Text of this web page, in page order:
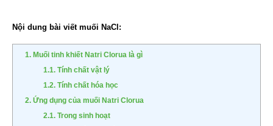
Nội dung bài viết muối NaCl:
1. Muối tinh khiết Natri Clorua là gì
1.1. Tính chất vật lý
1.2. Tính chất hóa học
2. Ứng dụng của muối Natri Clorua
2.1. Trong sinh hoạt